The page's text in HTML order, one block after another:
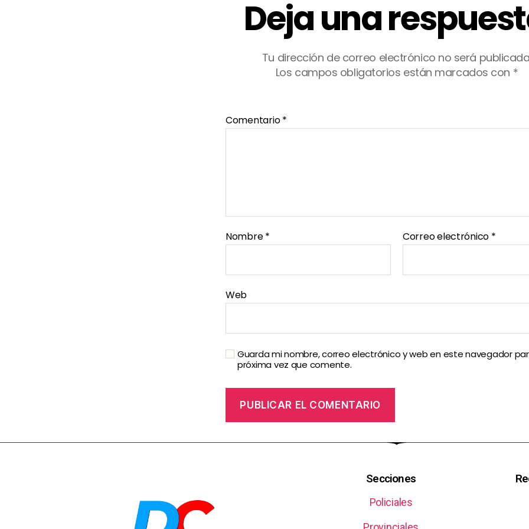
Deja una
Tu dirección de correo electrónico no será
Los campos obligatorios están marcados con *
Comentario*
Nombre* Correo electrónico *
Web
Guarda mi nombre, correo electrónico y web en este navegador
próxima vez que comente.
Secciones
Policiales